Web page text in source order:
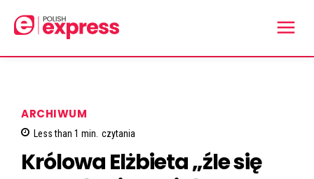
ARCHIWUM
Less than 1 min. czytania
Królowa Elżbieta „źle się